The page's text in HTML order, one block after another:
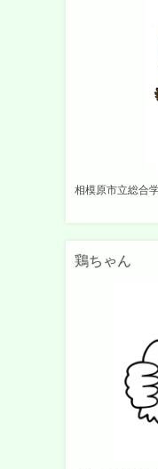
相模原市立総合
鶏ちゃん